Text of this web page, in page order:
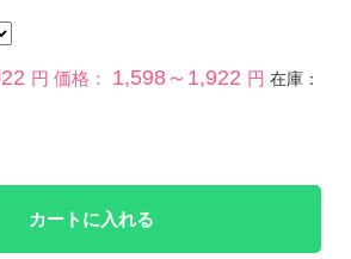
円 価格： 1,598～1,922 円 在庫：
カートに入れる